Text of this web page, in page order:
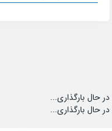
در حال بارگذاری...
در حال بارگذاری...